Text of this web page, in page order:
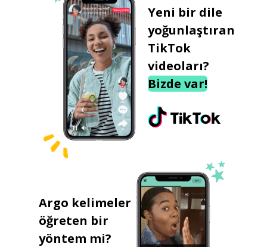
Yeni bir dile
yoğunlaştıran
TikTok
videoları?
Bizde var!
Argo kelimeler
öğreten bir
yöntem mi?